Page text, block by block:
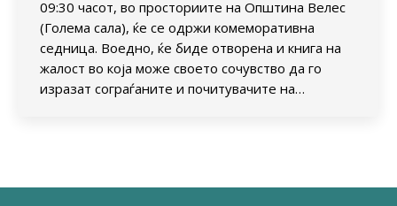
09:30 часот, во просториите на Општина Велес
(Голема сала), ќе се одржи комеморативна
седница. Воедно, ќе биде отворена и книга на
жалост во која може своето сочувство да го
изразат сограѓаните и почитувачите на…